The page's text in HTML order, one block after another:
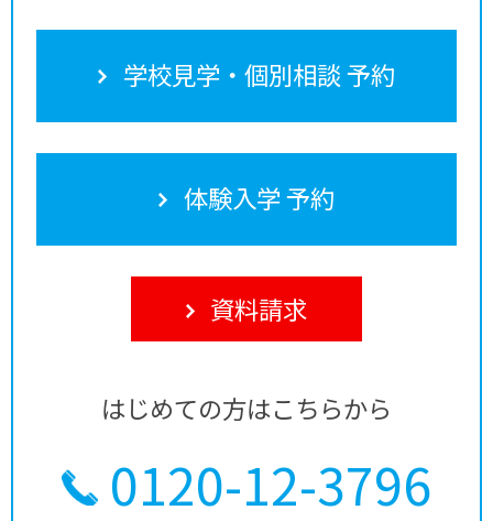
学校見学・個別相談 予約
体験入学 予約
資料請求
はじめての方はこちらから
0120-12-3796